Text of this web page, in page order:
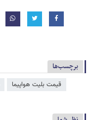
برچسب‌ها
قیمت بلیت هواپیما